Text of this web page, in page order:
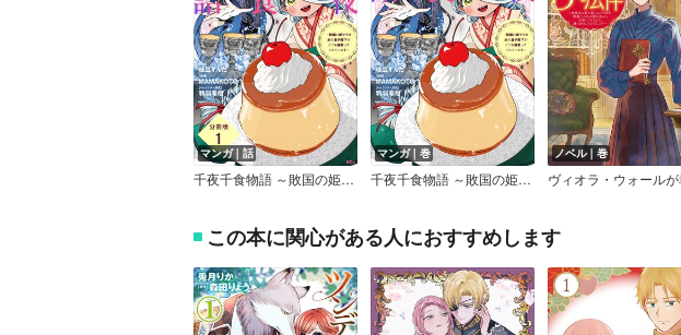
マンガ｜話
千夜千食物語 ～敗国の姫ですが氷の皇子殿下がどうも溺愛してくれています～ 分冊版
マンガ｜巻
千夜千食物語 ～敗国の姫ですが氷の皇子殿下がどうも溺愛してくれています～
ノベル｜巻
この本に関心がある人におすすめします